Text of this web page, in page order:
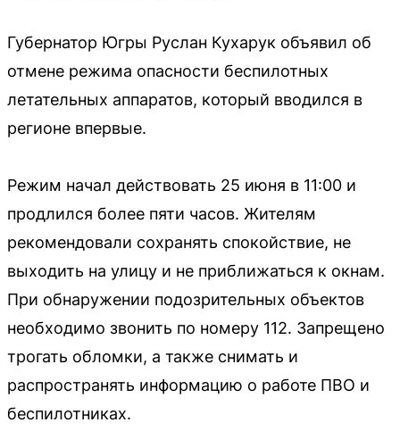
Губернатор Югры Руслан Кухарук объявил об
отмене режима опасности беспилотных
летательных аппаратов, который вводился в
регионе впервые.
Режим начал действовать 25 июня в 11:00 и
продлился более пяти часов. Жителям
рекомендовали сохранять спокойствие, не
выходить на улицу и не приближаться к окнам.
При обнаружении подозрительных объектов
необходимо звонить по номеру 112. Запрещено
трогать обломки, а также снимать и
распространять информацию о работе ПВО и
беспилотниках.